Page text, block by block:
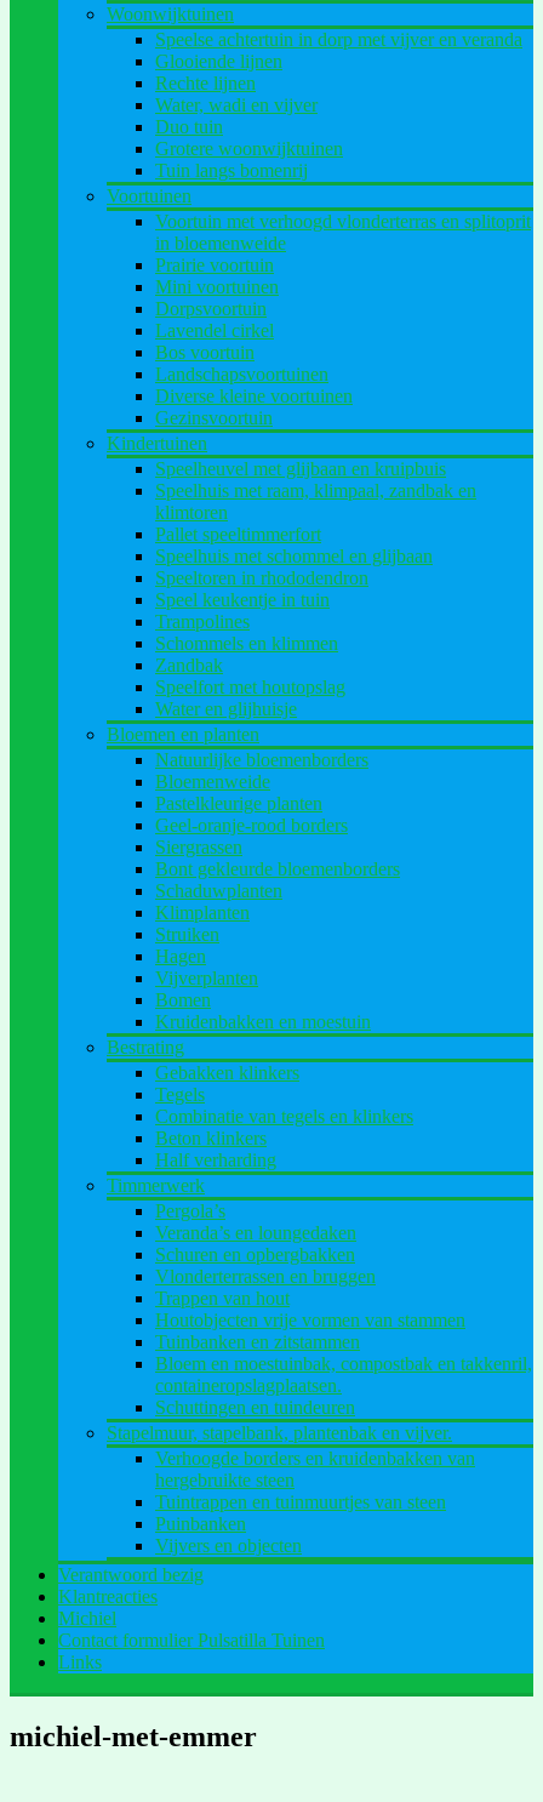
Woonwijktuinen
Speelse achtertuin in dorp met vijver en veranda
Glooiende lijnen
Rechte lijnen
Water, wadi en vijver
Duo tuin
Grotere woonwijktuinen
Tuin langs bomenrij
Voortuinen
Voortuin met verhoogd vlonderterras en splitoprit
in bloemenweide
Prairie voortuin
Mini voortuinen
Dorpsvoortuin
Lavendel cirkel
Bos voortuin
Landschapsvoortuinen
Diverse kleine voortuinen
Gezinsvoortuin
Kindertuinen
Speelheuvel met glijbaan en kruipbuis
Speelhuis met raam, klimpaal, zandbak en
klimtoren
Pallet speeltimmerfort
Speelhuis met schommel en glijbaan
Speeltoren in rhododendron
Speel keukentje in tuin
Trampolines
Schommels en klimmen
Zandbak
Speelfort met houtopslag
Water en glijhuisje
Bloemen en planten
Natuurlijke bloemenborders
Bloemenweide
Pastelkleurige planten
Geel-oranje-rood borders
Siergrassen
Bont gekleurde bloemenborders
Schaduwplanten
Klimplanten
Struiken
Hagen
Vijverplanten
Bomen
Kruidenbakken en moestuin
Bestrating
Gebakken klinkers
Tegels
Combinatie van tegels en klinkers
Beton klinkers
Half verharding
Timmerwerk
Pergola’s
Veranda’s en loungedaken
Schuren en opbergbakken
Vlonderterrassen en bruggen
Trappen van hout
Houtobjecten vrije vormen van stammen
Tuinbanken en zitstammen
Bloem en moestuinbak, compostbak en takkenril,
containeropslagplaatsen.
Schuttingen en tuindeuren
Stapelmuur, stapelbank, plantenbak en vijver.
Verhoogde borders en kruidenbakken van
hergebruikte steen
Tuintrappen en tuinmuurtjes van steen
Puinbanken
Vijvers en objecten
Verantwoord bezig
Klantreacties
Michiel
Contact formulier Pulsatilla Tuinen
Links
michiel-met-emmer